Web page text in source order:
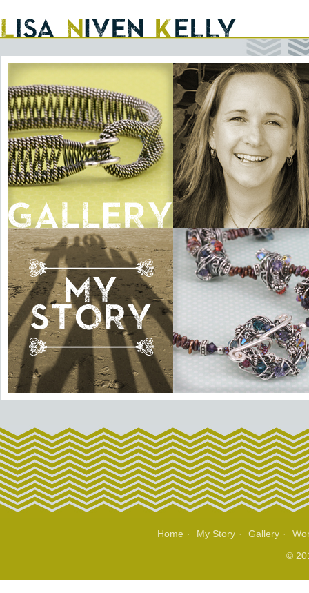
Home · My Story · Gallery ·
©